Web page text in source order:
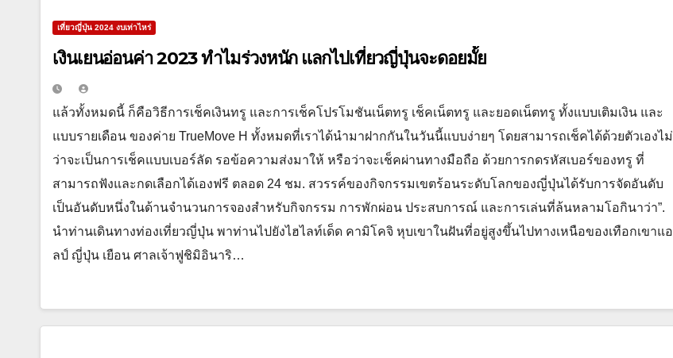
เที่ยวญี่ปุ่น 2024 งบเท่าไหร่
เงินเยนอ่อนค่า 2023 ทำไมร่วงหนัก แลกไปเที่ยวญี่ปุ่นจะดอยมั้ย
แล้วทั้งหมดนี้ ก็คือวิธีการเช็คเงินทรู และการเช็คโปรโมชันเน็ตทรู เช็คเน็ตทรู และยอดเน็ตทรู ทั้งแบบเติมเงิน และ
แบบรายเดือน ของค่าย TrueMove H ทั้งหมดที่เราได้นำมาฝากกันในวันนี้แบบง่ายๆ โดยสามารถเช็คได้ด้วยตัวเองไม่
ว่าจะเป็นการเช็คแบบเบอร์ลัด รอข้อความส่งมาให้ หรือว่าจะเช็คผ่านทางมือถือ ด้วยการกดรหัสเบอร์ของทรู ที่
สามารถฟังและกดเลือกได้เองฟรี ตลอด 24 ชม. สวรรค์ของกิจกรรมเขตร้อนระดับโลกของญี่ปุ่นได้รับการจัดอันดับ
เป็นอันดับหนึ่งในด้านจำนวนการจองสำหรับกิจกรรม การพักผ่อน ประสบการณ์ และการเล่นที่ล้นหลามโอกินาว่า”.
นำท่านเดินทางท่องเที่ยวญี่ปุ่น พาท่านไปยังไฮไลท์เด็ด คามิโคจิ หุบเขาในฝันที่อยู่สูงขึ้นไปทางเหนือของเทือกเขาแอ
ลป์ ญี่ปุ่น เยือน ศาลเจ้าฟูชิมิอินาริ…